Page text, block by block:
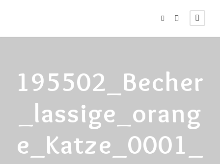
195502_Becher
_lassige_orang
E_Katze_0001_